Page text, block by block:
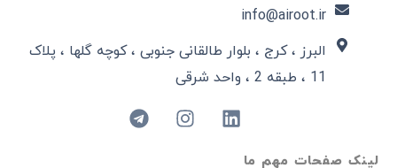
لینک صفحات مهم ما
info@airoot.ir
البرز ، کرج ، بلوار طالقانی جنوبی ، کوچه گلها ، پلاک
11 ، طبقه 2 ، واحد شرقی